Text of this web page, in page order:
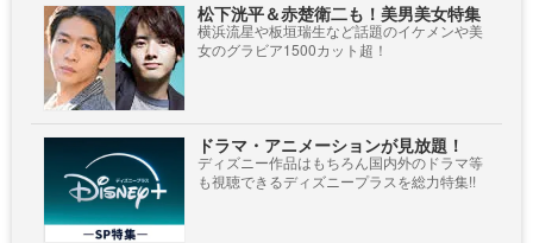
松下洸平＆赤楚衛二も！美男美女特集
横浜流星や板垣瑞生など話題のイケメンや美
女のグラビア1500カット超！
ドラマ・アニメーションが見放題！
ディズニー作品はもちろん国内外のドラマ等
も視聴できるディズニープラスを総力特集!!